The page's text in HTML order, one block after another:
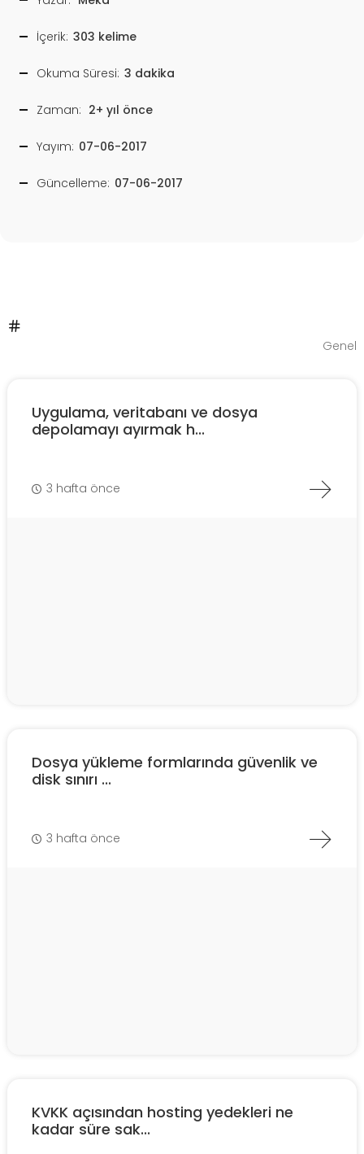
İçerik: 303 kelime
Okuma Süresi: 3 dakika
Zaman: 2+ yıl önce
Yayım: 07-06-2017
Güncelleme: 07-06-2017
Genel
Uygulama, veritabanı ve dosya
depolamayı ayırmak h...
3 hafta önce
Dosya yükleme formlarında güvenlik ve
disk sınırı ...
3 hafta önce
KVKK açısından hosting yedekleri ne
kadar süre sak...